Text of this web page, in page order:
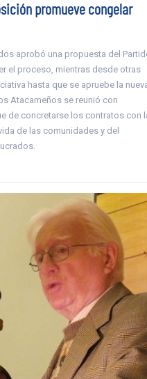
promueve congelar
aprobó una propuesta del
el proceso, mientras desde otras
hasta que se apruebe la
Atacameños se reunió con
de concretarse los contratos con
de las comunidades y del